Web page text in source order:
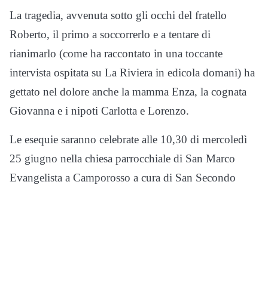
La tragedia, avvenuta sotto gli occhi del fratello
Roberto, il primo a soccorrerlo e a tentare di
rianimarlo (come ha raccontato in una toccante
intervista ospitata su La Riviera in edicola domani) ha
gettato nel dolore anche la mamma Enza, la cognata
Giovanna e i nipoti Carlotta e Lorenzo.
Le esequie saranno celebrate alle 10,30 di mercoledì
25 giugno nella chiesa parrocchiale di San Marco
Evangelista a Camporosso a cura di San Secondo